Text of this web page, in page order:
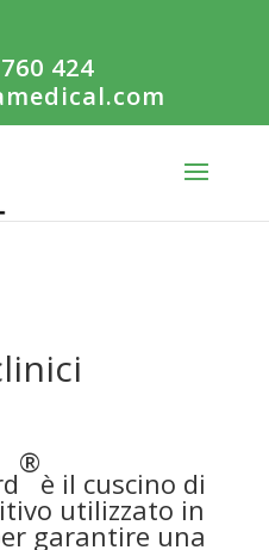
424
®
è il cuscino di
utilizzato in
garantire una